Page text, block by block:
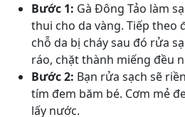
Bước 1: Gà Đông Tảo làm
thui cho da vàng. Tiếp theo
chỗ da bị cháy sau đó rửa
ráo, chặt thành miếng đều
Bước 2: Bạn rửa sạch sẽ
tím đem băm bé. Cơm mẻ
lấy nước.